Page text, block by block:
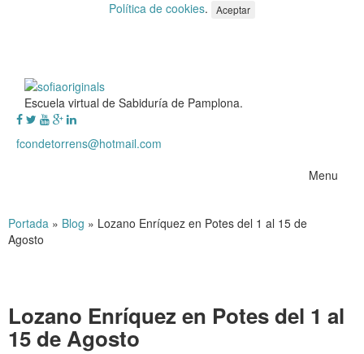
Política de cookies. Aceptar
Escuela virtual de Sabiduría de Pamplona.
fcondetorrens@hotmail.com
Menu
Portada » Blog » Lozano Enríquez en Potes del 1 al 15 de
Agosto
Lozano Enríquez en Potes del 1 al
15 de Agosto